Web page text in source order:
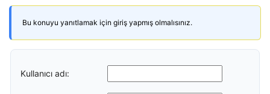
Bu konuyu yanıtlamak için giriş yapmış olmalısınız.
Kullanıcı adı: